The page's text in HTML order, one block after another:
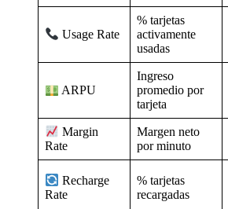
Usage Rate
% tarjetas
activamente
usadas
ARPU
Ingreso
promedio por
tarjeta
Margin
Rate
Margen neto
por minuto
Recharge
Rate
% tarjetas
recargadas